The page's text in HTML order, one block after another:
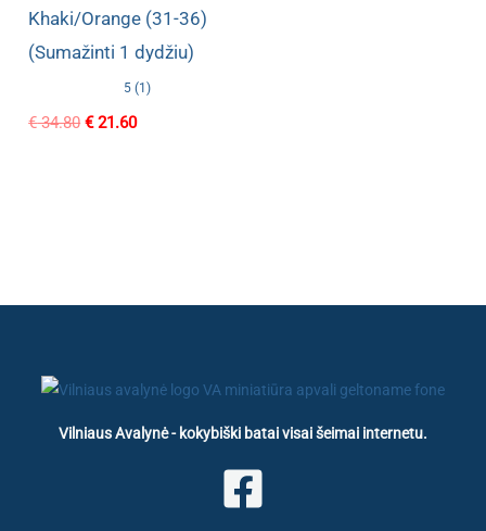
Khaki/Orange (31-36)
(Sumažinti 1 dydžiu)
5 (1)
€34.80 Original
€21.60Current
Vilniaus Avalynė - kokybiški batai visai šeimai internetu.